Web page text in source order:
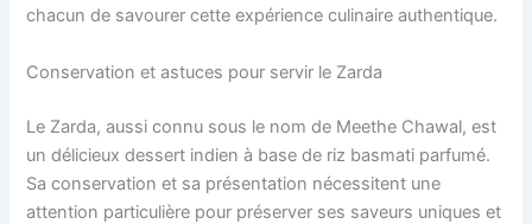
chacun de savourer cette expérience culinaire authentique.
Conservation et astuces pour servir le Zarda
Le Zarda, aussi connu sous le nom de Meethe Chawal, est
un délicieux dessert indien à base de riz basmati parfumé.
Sa conservation et sa présentation nécessitent une
attention particulière pour préserver ses saveurs uniques et